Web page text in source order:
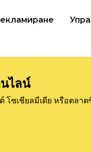
ไลน์
โซเชียลมีเดีย หรือตลา